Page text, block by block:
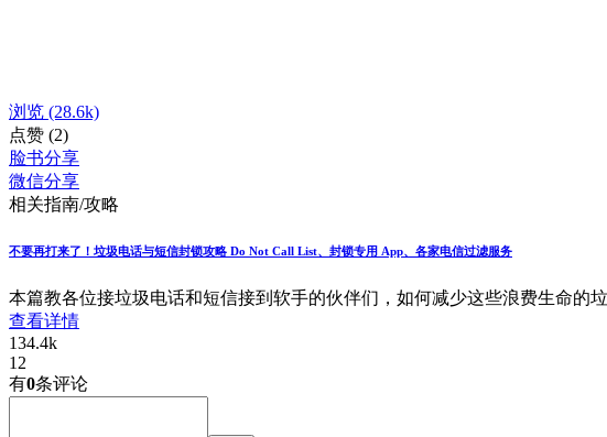
浏览 (28.6k)
点赞 (2)
脸书分享
微信分享
相关指南/攻略
不要再打来了！垃圾电话与短信封锁攻略 Do Not Call List、封锁专用 App、各家电信过滤服务
本篇教各位接垃圾电话和短信接到软手的伙伴们，如何减少这些浪费生命的
查看详情
134.4k
12
有0条评论